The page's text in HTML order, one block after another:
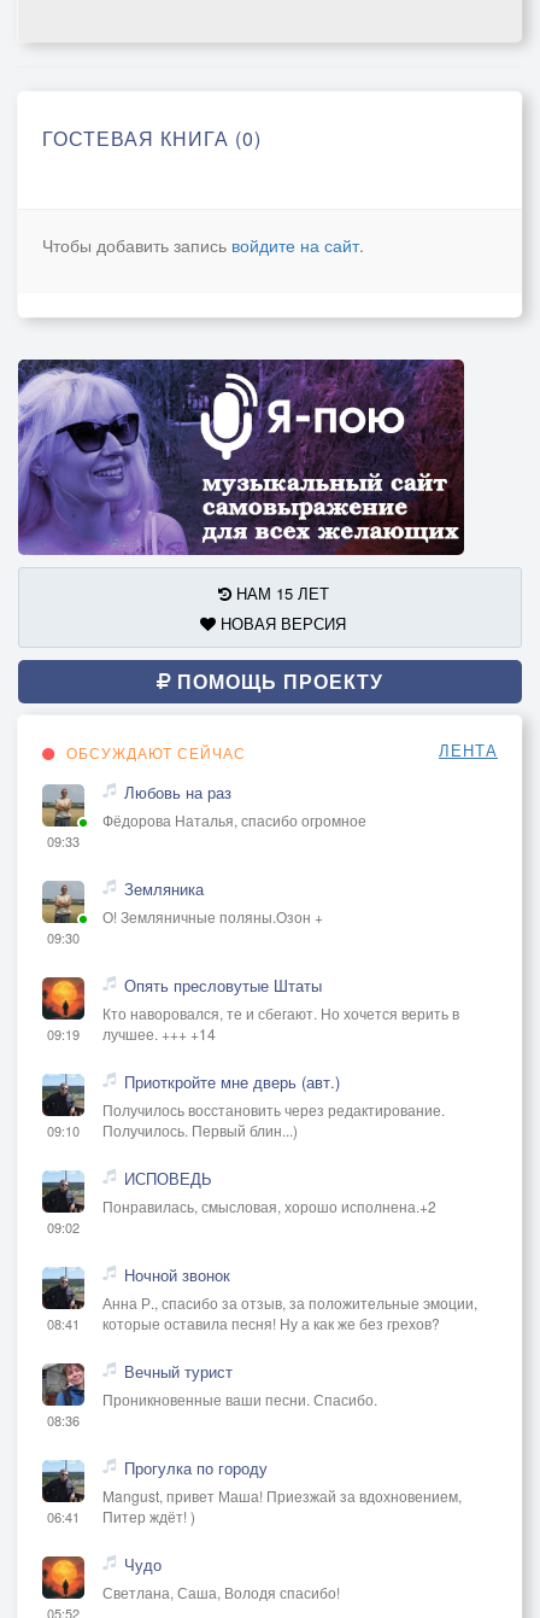
ГОСТЕВАЯ КНИГА (0)
Чтобы добавить запись войдите на сайт.
НАМ 15 ЛЕТ
НОВАЯ ВЕРСИЯ
ПОМОЩЬ ПРОЕКТУ
ОБСУЖДАЮТ СЕЙЧАС ЛЕНТА
09:33
Любовь на раз
Фёдорова Наталья, спасибо огромное
09:30
Земляника
О! Земляничные поляны.Озон +
09:19
Опять пресловутые Штаты
Кто наворовался, те и сбегают. Но хочется верить в
лучшее. +++ +14
09:10
Приоткройте мне дверь (авт.)
Получилось восстановить через редактирование.
Получилось. Первый блин...)
09:02
ИСПОВЕДЬ
Понравилась, смысловая, хорошо исполнена.+2
08:41
Ночной звонок
Анна Р., спасибо за отзыв, за положительные эмоции,
которые оставила песня! Ну а как же без грехов?
08:36
Вечный турист
Проникновенные ваши песни. Спасибо.
06:41
Прогулка по городу
Mangust, привет Маша! Приезжай за вдохновением,
Питер ждёт! )
05:52
Чудо
Светлана, Саша, Володя спасибо!